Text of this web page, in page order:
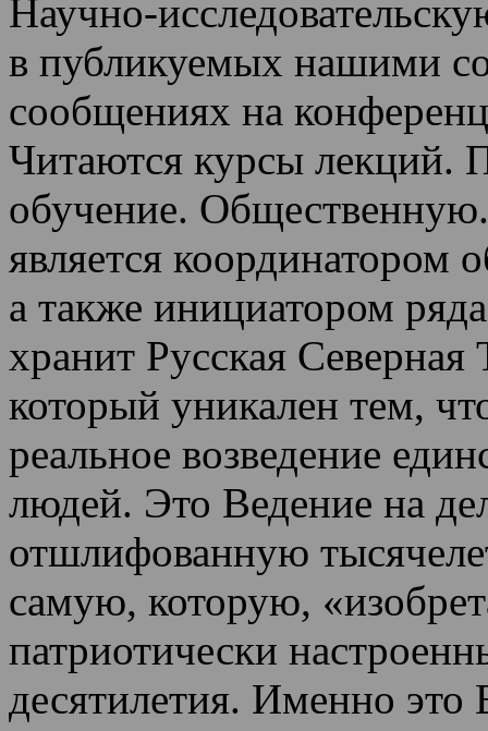
Научно-
в публикуемых нашими
сообщениях на
Читаются курсы лекций.
обучение.
является
а также инициатором
хранит Русская
который уникален тем,
реальное возведение
людей. Это Ведение на
отшлифованную
самую, которую,
патриотически
десятилетия. Именно это